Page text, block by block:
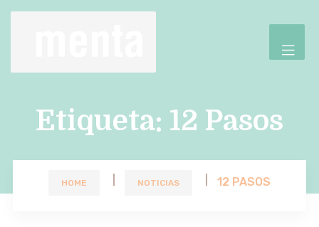
Etiqueta: 12 Pasos
HOME NOTICIAS 12 PASOS